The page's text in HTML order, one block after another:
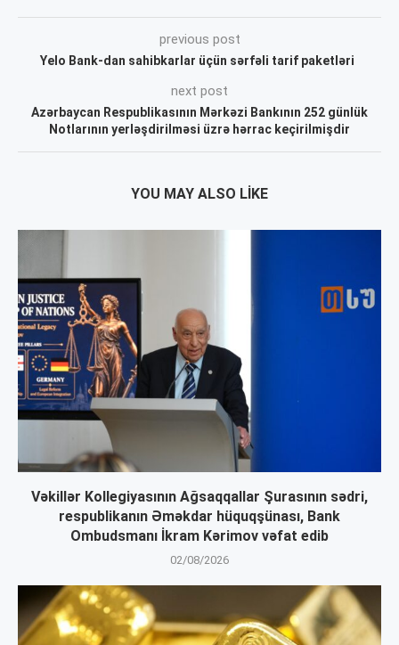
previous post
Yelo Bank-dan sahibkarlar üçün sərfəli tarif paketləri
next post
Azərbaycan Respublikasının Mərkəzi Bankının 252 günlük
Notlarının yerləşdirilməsi üzrə hərrac keçirilmişdir
YOU MAY ALSO LIKE
Vəkillər Kollegiyasının Ağsaqqallar Şurasının sədri,
respublikanın Əməkdar hüquqşünası, Bank
Ombudsmanı İkram Kərimov vəfat edib
02/08/2026